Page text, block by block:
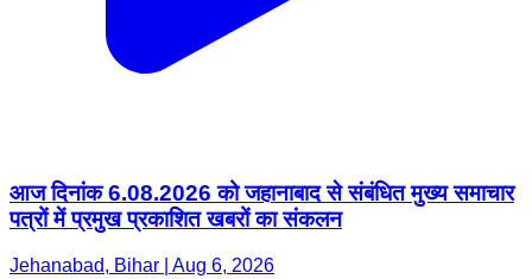
आज दिनांक 6.08.2026 को जहानाबाद से संबंधित मुख्य समाचार
पत्रों में प्रमुख प्रकाशित खबरों का संकलन
Jehanabad, Bihar | Aug 6, 2026